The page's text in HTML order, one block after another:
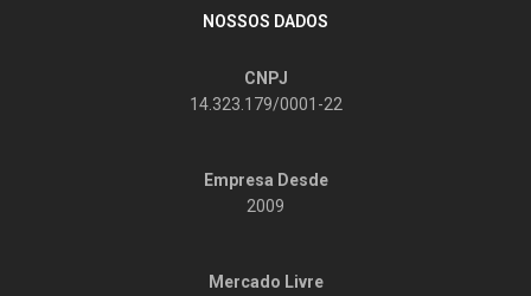
NOSSOS DADOS
CNPJ
14.323.179/0001-22
Empresa Desde
2009
Mercado Livre